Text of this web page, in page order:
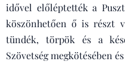
idővel előléptették a
köszönhetően ő is részt
tündék, törpök és a
Szövetség megkötésében